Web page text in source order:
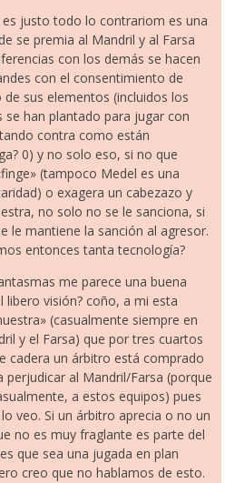
es justo todo lo contrariom es una
se premia al Mandril y al Farsa
con los demás se hacen
con el consentimiento de
sus elementos (incluidos los
se han plantado para jugar con
contra como están
0) y no solo eso, si no que
(tampoco Medel es una
o exagera un cabezazo y
no solo no se le sanciona, si
le mantiene la sanción al agresor.
entonces tanta tecnología?
me parece una buena
libero visión? coño, a mi esta
(casualmente siempre en
y el Farsa) que por tres cuartos
cadera un árbitro está comprado
perjudicar al Mandril/Farsa (porque
a estos equipos) pues
veo. Si un árbitro aprecia o no un
no es muy fraglante es parte del
que sea una jugada en plan
creo que no hablamos de esto.